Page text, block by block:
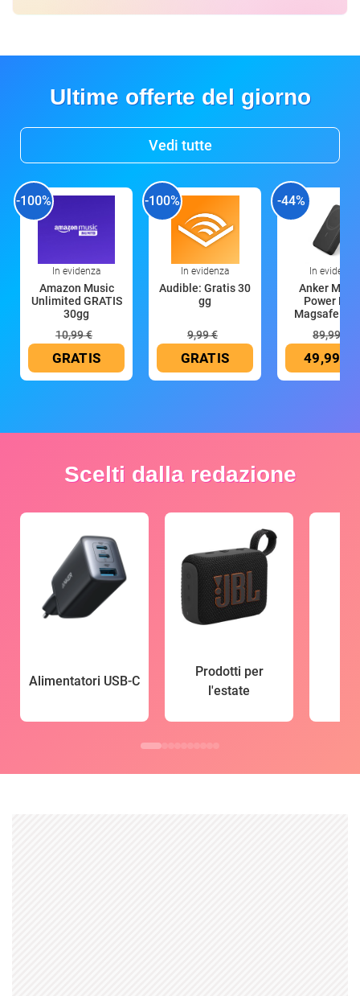
Ultime offerte del giorno
Vedi tutte
-100%
In evidenza
Amazon Music
Unlimited GRATIS
30gg
10,99 €
GRATIS
-100%
In evidenza
Audible: Gratis 30
gg
9,99 €
GRATIS
-44%
In evidenza
Anker
Power
Magsafe
89,99 €
49,99 €
Scelti dalla redazione
Alimentatori USB-C
Prodotti per
l'estate